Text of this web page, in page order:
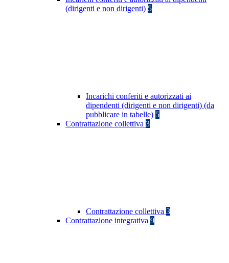
(dirigenti e non dirigenti) 5
Incarichi conferiti e autorizzati ai
dipendenti (dirigenti e non dirigenti) (da
pubblicare in tabelle) 5
Contrattazione collettiva 3
Contrattazione collettiva 3
Contrattazione integrativa 9